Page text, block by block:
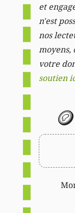
et
n'est
nos
moyens,
votre
soutien
🪙